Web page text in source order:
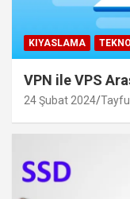
KIYASLAMA
VPN ile VPS
24 Şubat 2024